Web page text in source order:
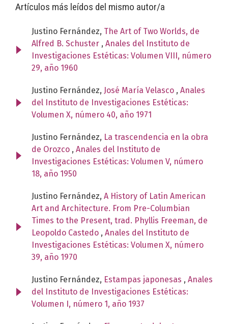
Artículos más leídos del mismo autor/a
Justino Fernández, The Art of Two Worlds, de
Alfred B. Schuster , Anales del Instituto de
Investigaciones Estéticas: Volumen VIII, número
29, año 1960
Justino Fernández, José María Velasco , Anales
del Instituto de Investigaciones Estéticas:
Volumen X, número 40, año 1971
Justino Fernández, La trascendencia en la obra
de Orozco , Anales del Instituto de
Investigaciones Estéticas: Volumen V, número
18, año 1950
Justino Fernández, A History of Latin American
Art and Architecture. From Pre-Columbian
Times to the Present, trad. Phyllis Freeman, de
Leopoldo Castedo , Anales del Instituto de
Investigaciones Estéticas: Volumen X, número
39, año 1970
Justino Fernández, Estampas japonesas , Anales
del Instituto de Investigaciones Estéticas:
Volumen I, número 1, año 1937